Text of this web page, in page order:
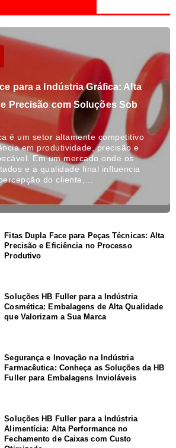
para a Indústria Gráfica: Alta
Precisão com Soluções Sob
é um setor altamente competitivo
em produtividade, precisão e
Em um mercado onde os
e a qualidade final influencia
do cliente,…
Fitas Dupla Face para Peças Técnicas: Alta
Precisão e Eficiência no Processo
Produtivo
Soluções HB Fuller para a Indústria
Cosmética: Embalagens de Alta Qualidade
que Valorizam a Sua Marca
Segurança e Inovação na Indústria
Farmacêutica: Conheça as Soluções da HB
Fuller para Embalagens Invioláveis
Soluções HB Fuller para a Indústria
Alimentícia: Alta Performance no
Fechamento de Caixas com Custo